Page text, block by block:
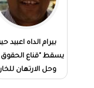
وسام عسكري
المستقل:يشرف على
لزورق الإرشاد
امستردام
بيرام الداه اعبيد
يسقط "قناع
وحل الارتهان